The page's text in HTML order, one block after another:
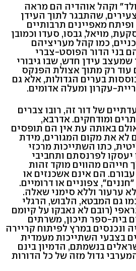
וקהל אוהדיה הם מראה
שהתבגר לתוך העידן
מאפיינים תרבותיים
מויאל, גבסו, סעדו וכמובן
כמו קהל מעריציהם
בני הדור הפוסט-צברי
עידן חדש, שבו גיבורי
עוד רק מתוך אצולת הפנקס
בערים הגדולות, אלא גם
עקרון ומעלה אדומים.
של דור זה, רובו צברים
ומודחקים. אדרבא,
באותה עת אין הם תופסים
לא את מקום המגורים, מידת
כתו השתייכות מרכזי
לפרנסתם ותחביבי
חייהם מהווים מוקד זהות
הם אינם אשכנזים או
צפוניים או דרומיים.
ערעור וללא סימני שאלה.
גם המבטא, הלבוש, הרגלי
(רובם לא נאבקו על קיומם
בית-ספר תיכון, משרתים
ונכנסים במרץ לפיתוח קריירה
בצבעי השתייכות מעמדית
בנשמתם, הדמיון בינם
גדול מזה של כל הדורות